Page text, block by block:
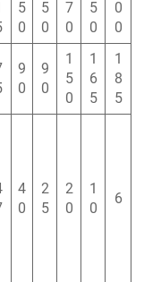
5
0
5
0
7
0
5
0
0
0
9
0
9
0
1
5
0
1
6
5
1
8
5
4
0
2
5
2
0
1
0
6